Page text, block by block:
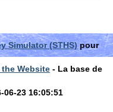
Simulator (STHS)pour
Website - La base de
06-23 16:05:51